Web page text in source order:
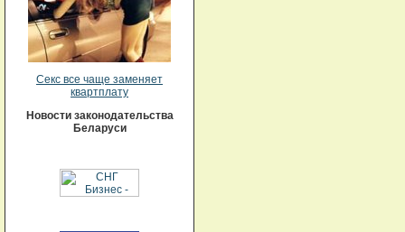
Секс все чаще заменяет
квартплату
Новости законодательства
Беларуси